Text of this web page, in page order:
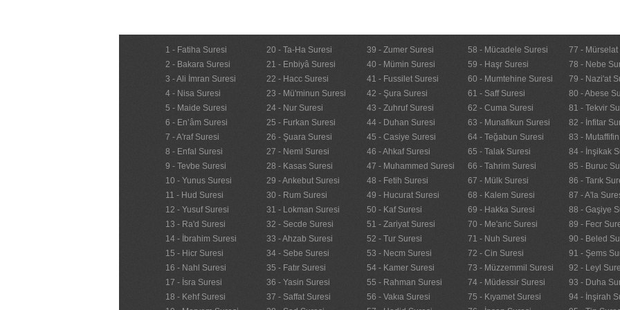
1 - Fatiha Suresi
2 - Bakara Suresi
3 - Ali İmran Suresi
4 - Nisa Suresi
5 - Maide Suresi
6 - En’âm Suresi
7 - A'raf Suresi
8 - Enfal Suresi
9 - Tevbe Suresi
10 - Yunus Suresi
11 - Hud Suresi
12 - Yusuf Suresi
13 - Ra'd Suresi
14 - İbrahim Suresi
15 - Hicr Suresi
16 - Nahl Suresi
17 - İsra Suresi
18 - Kehf Suresi
20 - Ta-Ha Suresi
21 - Enbiyâ Suresi
22 - Hacc Suresi
23 - Mü'minun Suresi
24 - Nur Suresi
25 - Furkan Suresi
26 - Şuara Suresi
27 - Neml Suresi
28 - Kasas Suresi
29 - Ankebut Suresi
30 - Rum Suresi
31 - Lokman Suresi
32 - Secde Suresi
33 - Ahzab Suresi
34 - Sebe Suresi
35 - Fatır Suresi
36 - Yasin Suresi
37 - Saffat Suresi
39 - Zumer Suresi
40 - Mümin Suresi
41 - Fussilet Suresi
42 - Şura Suresi
43 - Zuhruf Suresi
44 - Duhan Suresi
45 - Casiye Suresi
46 - Ahkaf Suresi
47 - Muhammed Suresi
48 - Fetih Suresi
49 - Hucurat Suresi
50 - Kaf Suresi
51 - Zariyat Suresi
52 - Tur Suresi
53 - Necm Suresi
54 - Kamer Suresi
55 - Rahman Suresi
56 - Vakıa Suresi
58 - Mücadele Suresi
59 - Haşr Suresi
60 - Mumtehine Suresi
61 - Saff Suresi
62 - Cuma Suresi
63 - Munafikun Suresi
64 - Teğabun Suresi
65 - Talak Suresi
66 - Tahrim Suresi
67 - Mülk Suresi
68 - Kalem Suresi
69 - Hakka Suresi
70 - Me'aric Suresi
71 - Nuh Suresi
72 - Cin Suresi
73 - Müzzemmil Suresi
74 - Müdessir Suresi
75 - Kıyamet Suresi
77 - Mürselat
78 - Nebe
79 - Nazi'at
80 - Abese
81 - Tekvir
82 - İnfitar
83 -
84 - İnşikak
85 - Buruc
86 - Tarık
87 - A'la
88 - Gaşiye
89 - Fecr
90 - Beled
91 - Şems
92 - Leyl
93 - Duha
94 - İnşirah